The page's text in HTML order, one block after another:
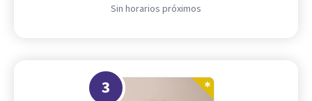
Sin horarios próximos
3